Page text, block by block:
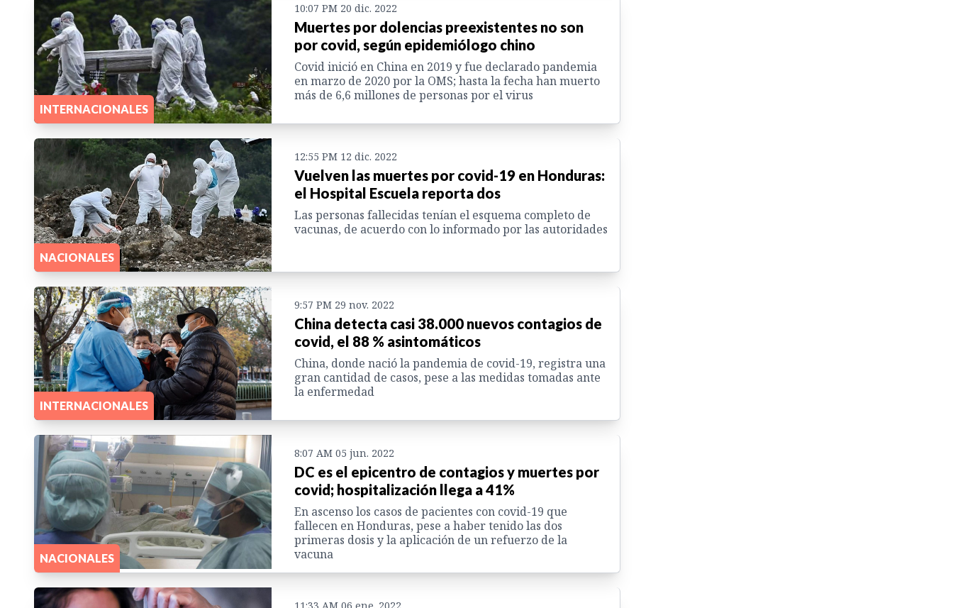
INTERNACIONALES
10:07 PM 20 dic. 2022
Muertes por dolencias preexistentes no son
por covid, según epidemiólogo chino
Covid inició en China en 2019 y fue declarado pandemia
en marzo de 2020 por la OMS; hasta la fecha han muerto
más de 6,6 millones de personas por el virus
NACIONALES
12:55 PM 12 dic. 2022
Vuelven las muertes por covid-19 en Honduras:
el Hospital Escuela reporta dos
Las personas fallecidas tenían el esquema completo de
vacunas, de acuerdo con lo informado por las autoridades
INTERNACIONALES
9:57 PM 29 nov. 2022
China detecta casi 38.000 nuevos contagios de
covid, el 88 % asintomáticos
China, donde nació la pandemia de covid-19, registra una
gran cantidad de casos, pese a las medidas tomadas ante
la enfermedad
NACIONALES
8:07 AM 05 jun. 2022
DC es el epicentro de contagios y muertes por
covid; hospitalización llega a 41%
En ascenso los casos de pacientes con covid-19 que
fallecen en Honduras, pese a haber tenido las dos
primeras dosis y la aplicación de un refuerzo de la
vacuna